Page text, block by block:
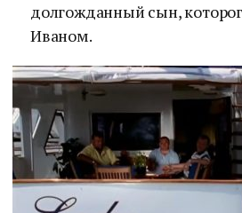
долгожданный сын,
Иваном.